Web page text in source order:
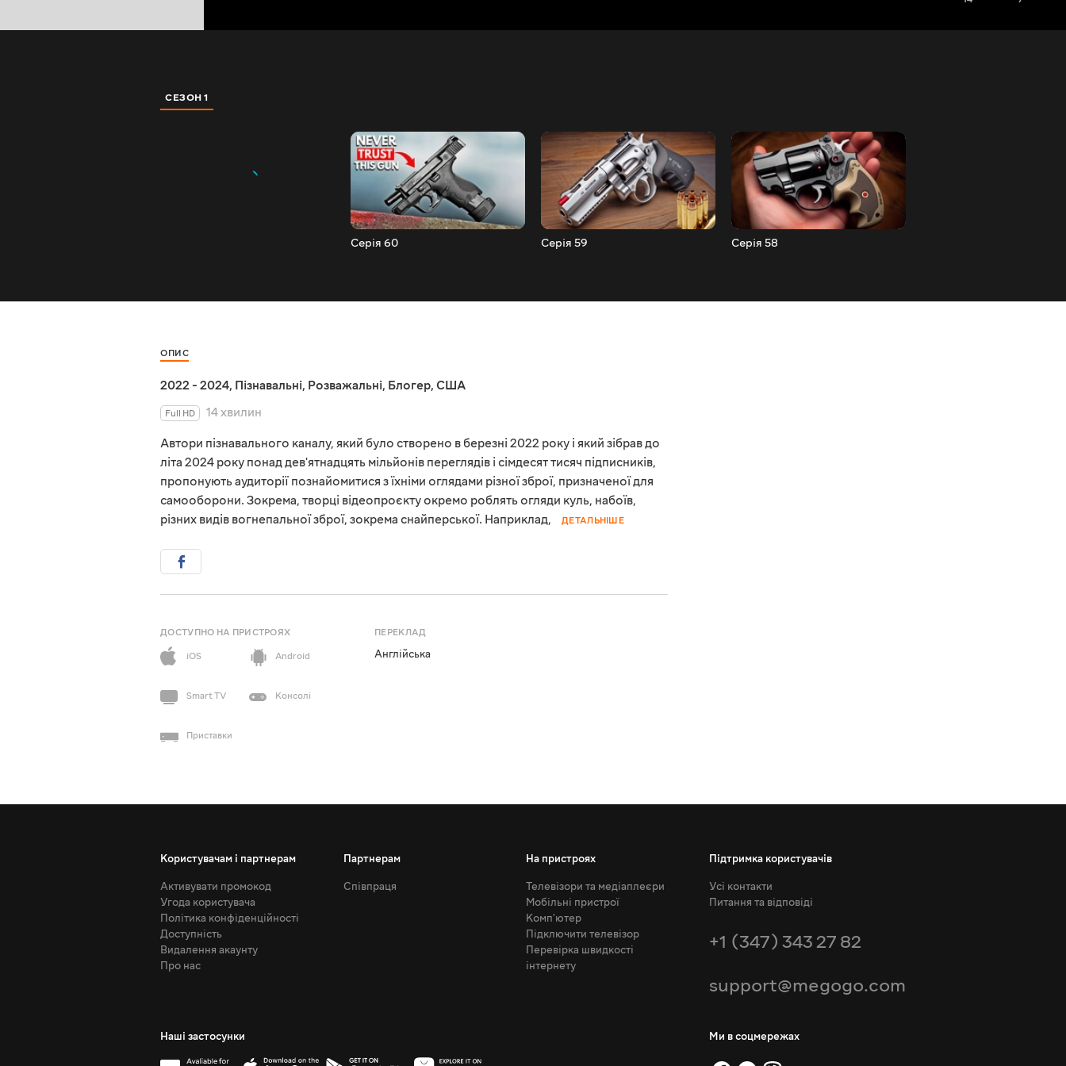
СЕЗОН 1
Серія 60 Серія 59 Серія 58
ОПИС
2022 - 2024, Пізнавальні, Розважальні, Блогер, США
Full HD
14 хвилин
Автори пізнавального каналу, який було створено в березні 2022 року і який зібрав до
літа 2024 року понад дев'ятнадцять мільйонів переглядів і сімдесят тисяч підписників,
пропонують аудиторії познайомитися з їхніми оглядами різної зброї, призначеної для
самооборони. Зокрема, творці відеопроєкту окремо роблять огляди куль, набоїв,
різних видів вогнепальної зброї, зокрема снайперської. Наприклад,
ДЕТАЛЬНІШЕ
ДОСТУПНО НА ПРИСТРОЯХ
iOS
Android
Smart TV Консолі
Приставки
ПЕРЕКЛАД
Англійська
Користувачам і партнерам
Активувати промокод
Угода користувача
Політика конфіденційності
Доступність
Видалення акаунту
Про нас
Партнерам
Співпраця
На пристроях
Телевізори та медіаплеєри
Мобільні пристрої
Комп'ютер
Підключити телевізор
Перевірка швидкості
інтернету
Підтримка користувачів
Усі контакти
Питання та відповіді
+1 (347) 343 27 82
support@megogo.com
Наші застосунки Ми в соцмережах